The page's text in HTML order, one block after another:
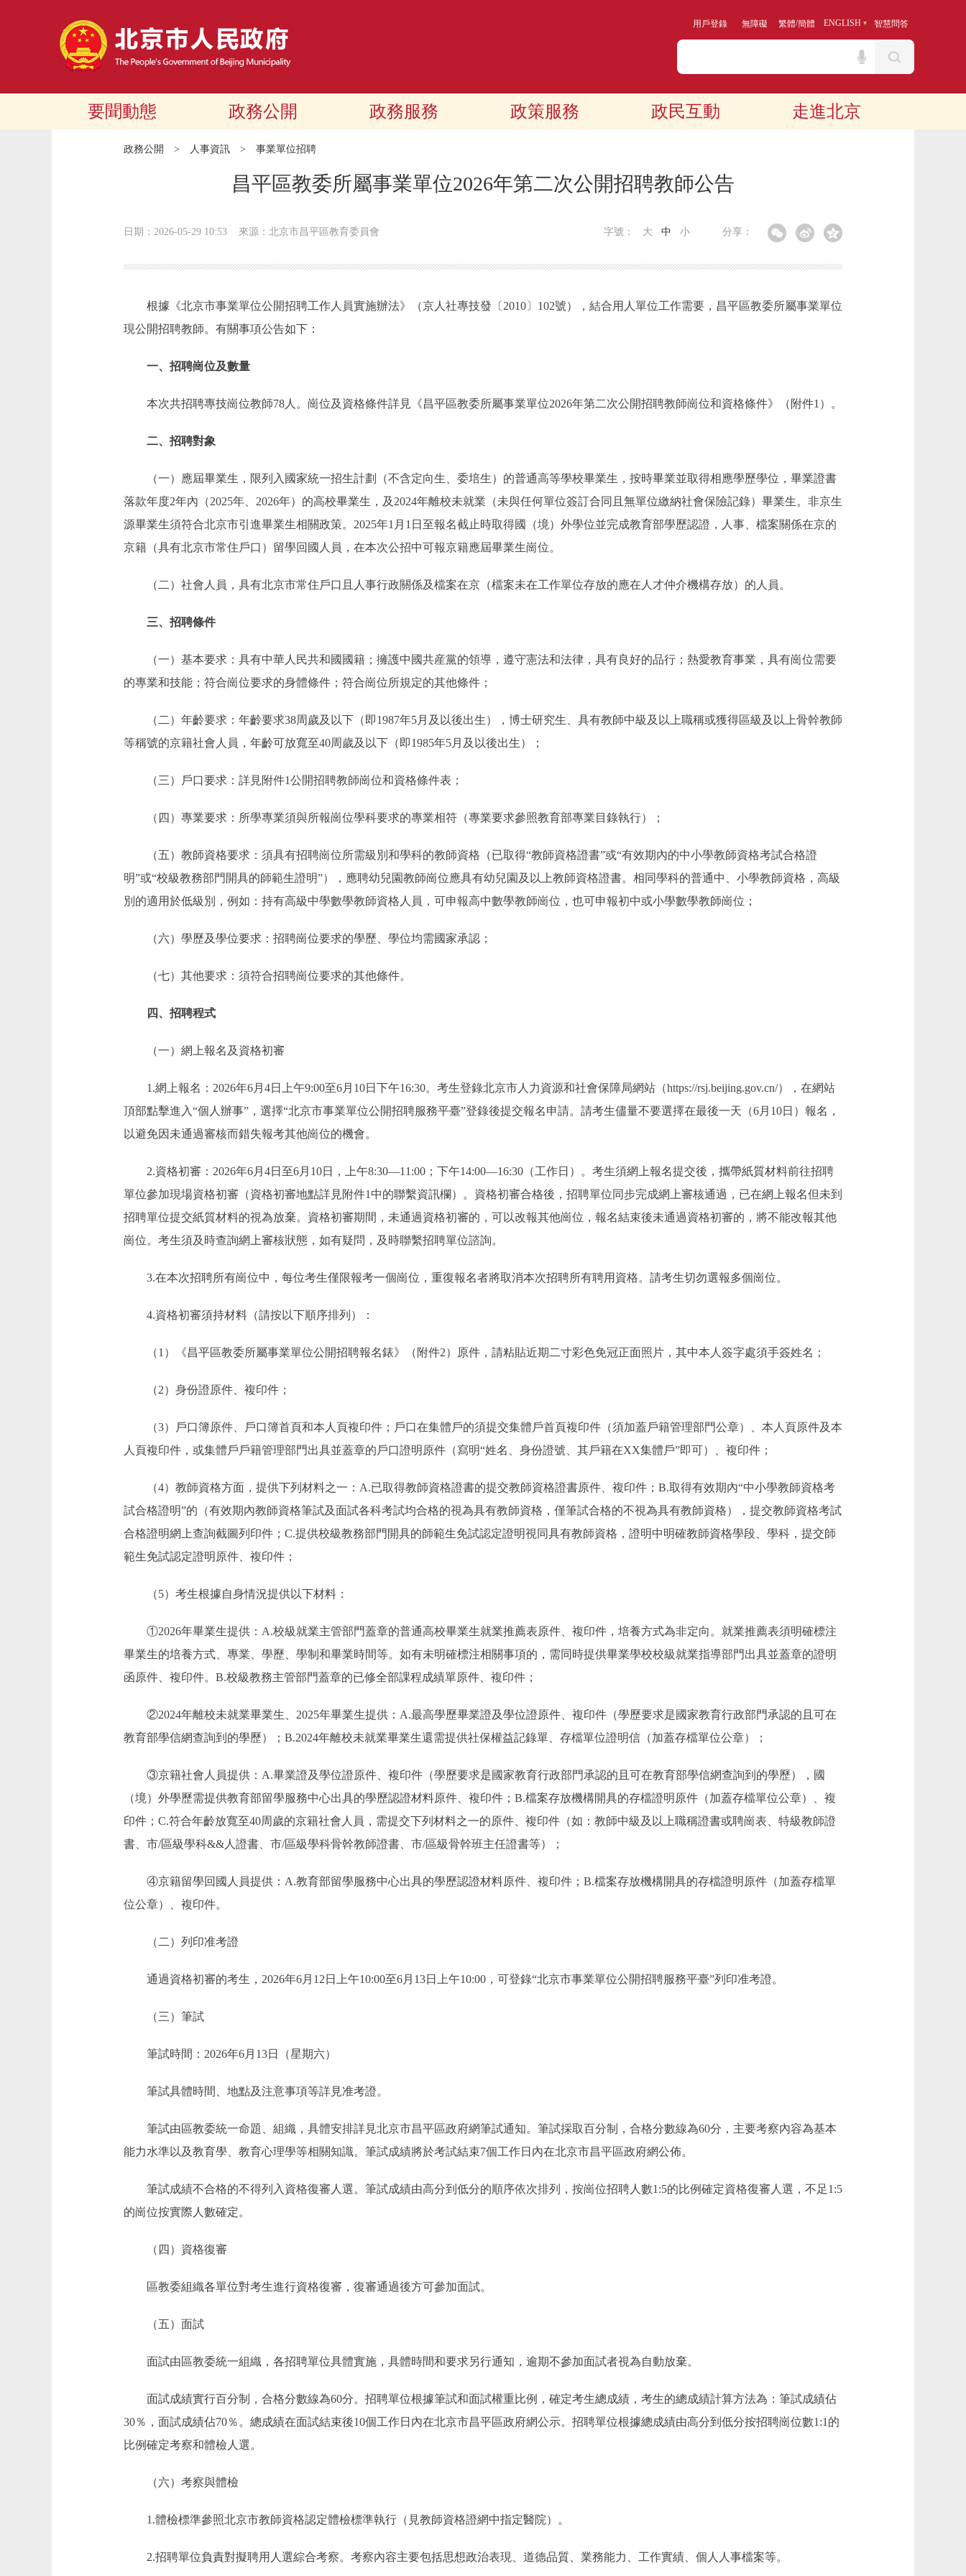
用戶登錄 無障礙 繁體/簡體 ENGLISH 智慧問答
要聞動態 政務公開 政務服務 政策服務 政民互動 走進北京
政務公開 > 人事資訊 > 事業單位招聘
昌平區教委所屬事業單位2026年第二次公開招聘教師公告
日期：2026-05-29 10:53 來源：北京市昌平區教育委員會 分享：
字號： 大 中 小
根據《北京市事業單位公開招聘工作人員實施辦法》（京人社專技發〔2010〕102號），結合用人單位工作需要，昌平區教委所屬事業單位
現公開招聘教師。有關事項公告如下：
一、招聘崗位及數量
本次共招聘專技崗位教師78人。崗位及資格條件詳見《昌平區教委所屬事業單位2026年第二次公開招聘教師崗位和資格條件》（附件1）。
二、招聘對象
（一）應屆畢業生，限列入國家統一招生計劃（不含定向生、委培生）的普通高等學校畢業生，按時畢業並取得相應學歷學位，畢業證書
落款年度2年內（2025年、2026年）的高校畢業生，及2024年離校未就業（未與任何單位簽訂合同且無單位繳納社會保險記錄）畢業生。非京生
源畢業生須符合北京市引進畢業生相關政策。2025年1月1日至報名截止時取得國（境）外學位並完成教育部學歷認證，人事、檔案關係在京的
京籍（具有北京市常住戶口）留學回國人員，在本次公招中可報京籍應屆畢業生崗位。
（二）社會人員，具有北京市常住戶口且人事行政關係及檔案在京（檔案未在工作單位存放的應在人才仲介機構存放）的人員。
三、招聘條件
（一）基本要求：具有中華人民共和國國籍；擁護中國共産黨的領導，遵守憲法和法律，具有良好的品行；熱愛教育事業，具有崗位需要
的專業和技能；符合崗位要求的身體條件；符合崗位所規定的其他條件；
（二）年齡要求：年齡要求38周歲及以下（即1987年5月及以後出生），博士研究生、具有教師中級及以上職稱或獲得區級及以上骨幹教師
等稱號的京籍社會人員，年齡可放寬至40周歲及以下（即1985年5月及以後出生）；
（三）戶口要求：詳見附件1公開招聘教師崗位和資格條件表；
（四）專業要求：所學專業須與所報崗位學科要求的專業相符（專業要求參照教育部專業目錄執行）；
（五）教師資格要求：須具有招聘崗位所需級別和學科的教師資格（已取得“教師資格證書”或“有效期內的中小學教師資格考試合格證
明”或“校級教務部門開具的師範生證明”），應聘幼兒園教師崗位應具有幼兒園及以上教師資格證書。相同學科的普通中、小學教師資格，高級
別的適用於低級別，例如：持有高級中學數學教師資格人員，可申報高中數學教師崗位，也可申報初中或小學數學教師崗位；
（六）學歷及學位要求：招聘崗位要求的學歷、學位均需國家承認；
（七）其他要求：須符合招聘崗位要求的其他條件。
四、招聘程式
（一）網上報名及資格初審
1.網上報名：2026年6月4日上午9:00至6月10日下午16:30。考生登錄北京市人力資源和社會保障局網站（https://rsj.beijing.gov.cn/），在網站
頂部點擊進入“個人辦事”，選擇“北京市事業單位公開招聘服務平臺”登錄後提交報名申請。請考生儘量不要選擇在最後一天（6月10日）報名，
以避免因未通過審核而錯失報考其他崗位的機會。
2.資格初審：2026年6月4日至6月10日，上午8:30—11:00；下午14:00—16:30（工作日）。考生須網上報名提交後，攜帶紙質材料前往招聘
單位參加現場資格初審（資格初審地點詳見附件1中的聯繫資訊欄）。資格初審合格後，招聘單位同步完成網上審核通過，已在網上報名但未到
招聘單位提交紙質材料的視為放棄。資格初審期間，未通過資格初審的，可以改報其他崗位，報名結束後未通過資格初審的，將不能改報其他
崗位。考生須及時查詢網上審核狀態，如有疑問，及時聯繫招聘單位諮詢。
3.在本次招聘所有崗位中，每位考生僅限報考一個崗位，重復報名者將取消本次招聘所有聘用資格。請考生切勿選報多個崗位。
4.資格初審須持材料（請按以下順序排列）：
（1）《昌平區教委所屬事業單位公開招聘報名錶》（附件2）原件，請粘貼近期二寸彩色免冠正面照片，其中本人簽字處須手簽姓名；
（2）身份證原件、複印件；
（3）戶口簿原件、戶口簿首頁和本人頁複印件；戶口在集體戶的須提交集體戶首頁複印件（須加蓋戶籍管理部門公章）、本人頁原件及本
人頁複印件，或集體戶戶籍管理部門出具並蓋章的戶口證明原件（寫明“姓名、身份證號、其戶籍在XX集體戶”即可）、複印件；
（4）教師資格方面，提供下列材料之一：A.已取得教師資格證書的提交教師資格證書原件、複印件；B.取得有效期內“中小學教師資格考
試合格證明”的（有效期內教師資格筆試及面試各科考試均合格的視為具有教師資格，僅筆試合格的不視為具有教師資格），提交教師資格考試
合格證明網上查詢截圖列印件；C.提供校級教務部門開具的師範生免試認定證明視同具有教師資格，證明中明確教師資格學段、學科，提交師
範生免試認定證明原件、複印件；
（5）考生根據自身情況提供以下材料：
①2026年畢業生提供：A.校級就業主管部門蓋章的普通高校畢業生就業推薦表原件、複印件，培養方式為非定向。就業推薦表須明確標注
畢業生的培養方式、專業、學歷、學制和畢業時間等。如有未明確標注相關事項的，需同時提供畢業學校校級就業指導部門出具並蓋章的證明
函原件、複印件。B.校級教務主管部門蓋章的已修全部課程成績單原件、複印件；
②2024年離校未就業畢業生、2025年畢業生提供：A.最高學歷畢業證及學位證原件、複印件（學歷要求是國家教育行政部門承認的且可在
教育部學信網查詢到的學歷）；B.2024年離校未就業畢業生還需提供社保權益記錄單、存檔單位證明信（加蓋存檔單位公章）；
③京籍社會人員提供：A.畢業證及學位證原件、複印件（學歷要求是國家教育行政部門承認的且可在教育部學信網查詢到的學歷），國
（境）外學歷需提供教育部留學服務中心出具的學歷認證材料原件、複印件；B.檔案存放機構開具的存檔證明原件（加蓋存檔單位公章）、複
印件；C.符合年齡放寬至40周歲的京籍社會人員，需提交下列材料之一的原件、複印件（如：教師中級及以上職稱證書或聘崗表、特級教師證
書、市/區級學科&&人證書、市/區級學科骨幹教師證書、市/區級骨幹班主任證書等）；
④京籍留學回國人員提供：A.教育部留學服務中心出具的學歷認證材料原件、複印件；B.檔案存放機構開具的存檔證明原件（加蓋存檔單
位公章）、複印件。
（二）列印准考證
通過資格初審的考生，2026年6月12日上午10:00至6月13日上午10:00，可登錄“北京市事業單位公開招聘服務平臺”列印准考證。
（三）筆試
筆試時間：2026年6月13日（星期六）
筆試具體時間、地點及注意事項等詳見准考證。
筆試由區教委統一命題、組織，具體安排詳見北京市昌平區政府網筆試通知。筆試採取百分制，合格分數線為60分，主要考察內容為基本
能力水準以及教育學、教育心理學等相關知識。筆試成績將於考試結束7個工作日內在北京市昌平區政府網公佈。
筆試成績不合格的不得列入資格復審人選。筆試成績由高分到低分的順序依次排列，按崗位招聘人數1:5的比例確定資格復審人選，不足1:5
的崗位按實際人數確定。
（四）資格復審
區教委組織各單位對考生進行資格復審，復審通過後方可參加面試。
（五）面試
面試由區教委統一組織，各招聘單位具體實施，具體時間和要求另行通知，逾期不參加面試者視為自動放棄。
面試成績實行百分制，合格分數線為60分。招聘單位根據筆試和面試權重比例，確定考生總成績，考生的總成績計算方法為：筆試成績佔
30％，面試成績佔70％。總成績在面試結束後10個工作日內在北京市昌平區政府網公示。招聘單位根據總成績由高分到低分按招聘崗位數1:1的
比例確定考察和體檢人選。
（六）考察與體檢
1.體檢標準參照北京市教師資格認定體檢標準執行（見教師資格證網中指定醫院）。
2.招聘單位負責對擬聘用人選綜合考察。考察內容主要包括思想政治表現、道德品質、業務能力、工作實績、個人人事檔案等。